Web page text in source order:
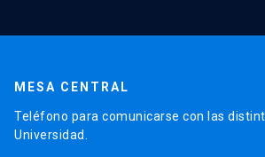
MESA CENTRAL
Teléfono para comunicarse con las
Universidad.